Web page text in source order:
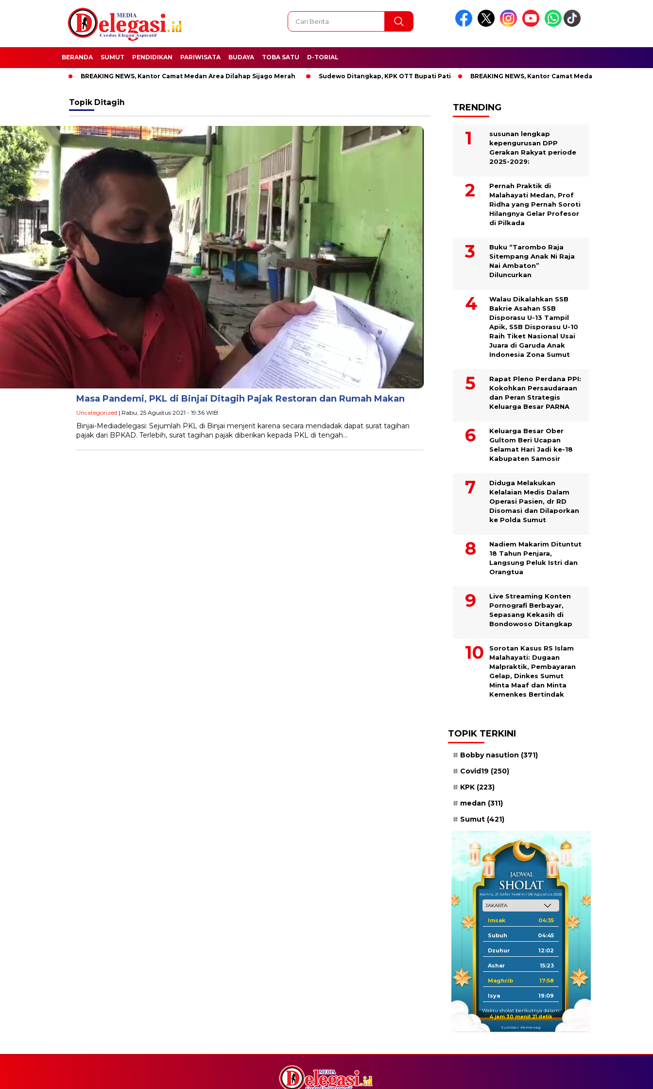
BERANDA SUMUT PENDIDIKAN PARIWISATA BUDAYA TOBA SATU D-TORIAL
BREAKING NEWS, Kantor Camat Medan Area Dilahap Sijago Merah Sudewo Ditangkap, KPK OTT Bupati Pati BREAKING NEWS, Kantor Camat Medan Area Dilahap Sijago
Topik Ditagih
Masa Pandemi, PKL di Binjai Ditagih Pajak Restoran dan Rumah Makan
Uncategorized | Rabu, 25 Agustus 2021 - 19:36 WIB
Binjai-Mediadelegasi: Sejumlah PKL di Binjai menjerit karena secara mendadak dapat surat tagihan
pajak dari BPKAD. Terlebih, surat tagihan pajak diberikan kepada PKL di tengah…
TRENDING
susunan lengkap
kepengurusan DPP
Gerakan Rakyat periode
2025-2029:
Pernah Praktik di
Malahayati Medan, Prof
Ridha yang Pernah Soroti
Hilangnya Gelar Profesor
di Pilkada
Buku “Tarombo Raja
Sitempang Anak Ni Raja
Nai Ambaton”
Diluncurkan
Walau Dikalahkan SSB
Bakrie Asahan SSB
Disporasu U-13 Tampil
Apik, SSB Disporasu U-10
Raih Tiket Nasional Usai
Juara di Garuda Anak
Indonesia Zona Sumut
Rapat Pleno Perdana PPI:
Kokohkan Persaudaraan
dan Peran Strategis
Keluarga Besar PARNA
Keluarga Besar Ober
Gultom Beri Ucapan
Selamat Hari Jadi ke-18
Kabupaten Samosir
Diduga Melakukan
Kelalaian Medis Dalam
Operasi Pasien, dr RD
Disomasi dan Dilaporkan
ke Polda Sumut
​Nadiem Makarim Dituntut
18 Tahun Penjara,
Langsung Peluk Istri dan
Orangtua
Live Streaming Konten
Pornografi Berbayar,
Sepasang Kekasih di
Bondowoso Ditangkap
Sorotan Kasus RS Islam
Malahayati: Dugaan
Malpraktik, Pembayaran
Gelap, Dinkes Sumut
Minta Maaf dan Minta
Kemenkes Bertindak
TOPIK TERKINI
Bobby nasution (371)
Covid19 (250)
KPK (223)
medan (311)
Sumut (421)
Kamis, 21 Safar 1448 H / 06 Agustus 2026
Imsak 04:35
Subuh 04:45
Dzuhur 12:02
Ashar 15:23
Maghrib 17:58
Isya 19:09
Waktu sholat berikutnya dalam:
4 jam 30 menit 20 detik
Sumber: Kemenag